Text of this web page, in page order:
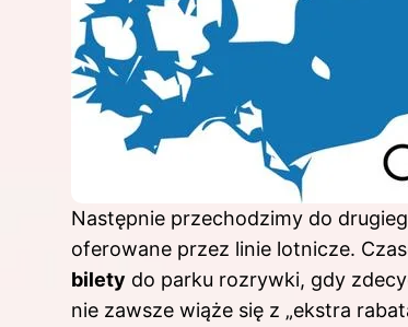
Następnie przechodzimy do
oferowane przez linie lotnicze.
bilety do parku rozrywki, gdy
nie zawsze wiąże się z „ekstra